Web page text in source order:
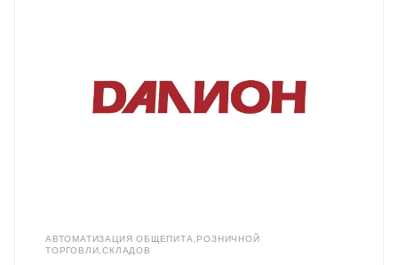
АВТОМАТИЗАЦИЯ ОБЩЕПИТА,РОЗНИЧНОЙ
ТОРГОВЛИ,СКЛАДОВ